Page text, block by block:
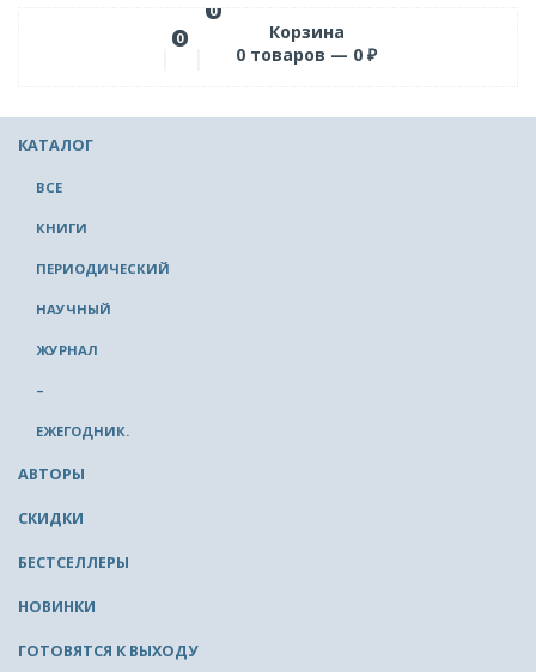
0
0
Корзина
0 товаров — 0 ₽
КАТАЛОГ
ВСЕ
КНИГИ
ПЕРИОДИЧЕСКИЙ
НАУЧНЫЙ
ЖУРНАЛ
–
ЕЖЕГОДНИК.
АВТОРЫ
СКИДКИ
БЕСТСЕЛЛЕРЫ
НОВИНКИ
ГОТОВЯТСЯ К ВЫХОДУ